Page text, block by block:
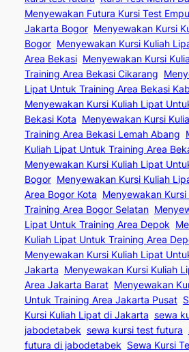
Menyewakan Futura Kursi Test
Jakarta Bogor Menyewakan Kursi
Bogor Menyewakan Kursi Kuliah
Area Bekasi Menyewakan Kursi
Training Area Bekasi Cikarang
Lipat Untuk Training Area Bekasi
Menyewakan Kursi Kuliah Lipat
Bekasi Kota Menyewakan Kursi
Training Area Bekasi Lemah Abang
Kuliah Lipat Untuk Training Area
Menyewakan Kursi Kuliah Lipat
Bogor Menyewakan Kursi Kuliah
Area Bogor Kota Menyewakan
Training Area Bogor Selatan
Lipat Untuk Training Area Depok
Kuliah Lipat Untuk Training Area
Menyewakan Kursi Kuliah Lipat
Jakarta Menyewakan Kursi Kuliah
Area Jakarta Barat Menyewakan
Untuk Training Area Jakarta Pusat
Kursi Kuliah Lipat di Jakarta sewa
jabodetabek sewa kursi test futura
futura di jabodetabek Sewa Kursi